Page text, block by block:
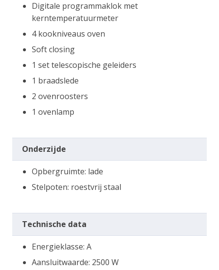
Digitale programmaklok met
kerntemperatuurmeter
4 kookniveaus oven
Soft closing
1 set telescopische geleiders
1 braadslede
2 ovenroosters
1 ovenlamp
Onderzijde
Opbergruimte: lade
Stelpoten: roestvrij staal
Technische data
Energieklasse: A
Aansluitwaarde: 2500 W